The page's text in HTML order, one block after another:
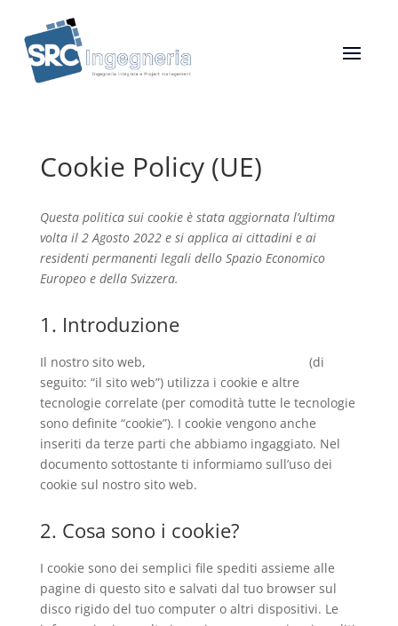
Cookie Policy (UE)
Questa politica sui cookie è stata aggiornata l’ultima
volta il 2 Agosto 2022 e si applica ai cittadini e ai
residenti permanenti legali dello Spazio Economico
Europeo e della Svizzera.
1. Introduzione
Il nostro sito web,
(di
seguito: “il sito web”) utilizza i cookie e altre
tecnologie correlate (per comodità tutte le tecnologie
sono definite “cookie”). I cookie vengono anche
inseriti da terze parti che abbiamo ingaggiato. Nel
documento sottostante ti informiamo sull’uso dei
cookie sul nostro sito web.
2. Cosa sono i cookie?
I cookie sono dei semplici file spediti assieme alle
pagine di questo sito e salvati dal tuo browser sul
disco rigido del tuo computer o altri dispositivi. Le